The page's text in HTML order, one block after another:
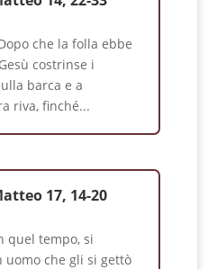
che la folla ebbe
costrinse i
barca e a
riva, finché...
17, 14-20
quel tempo, si
uomo che gli si gettò